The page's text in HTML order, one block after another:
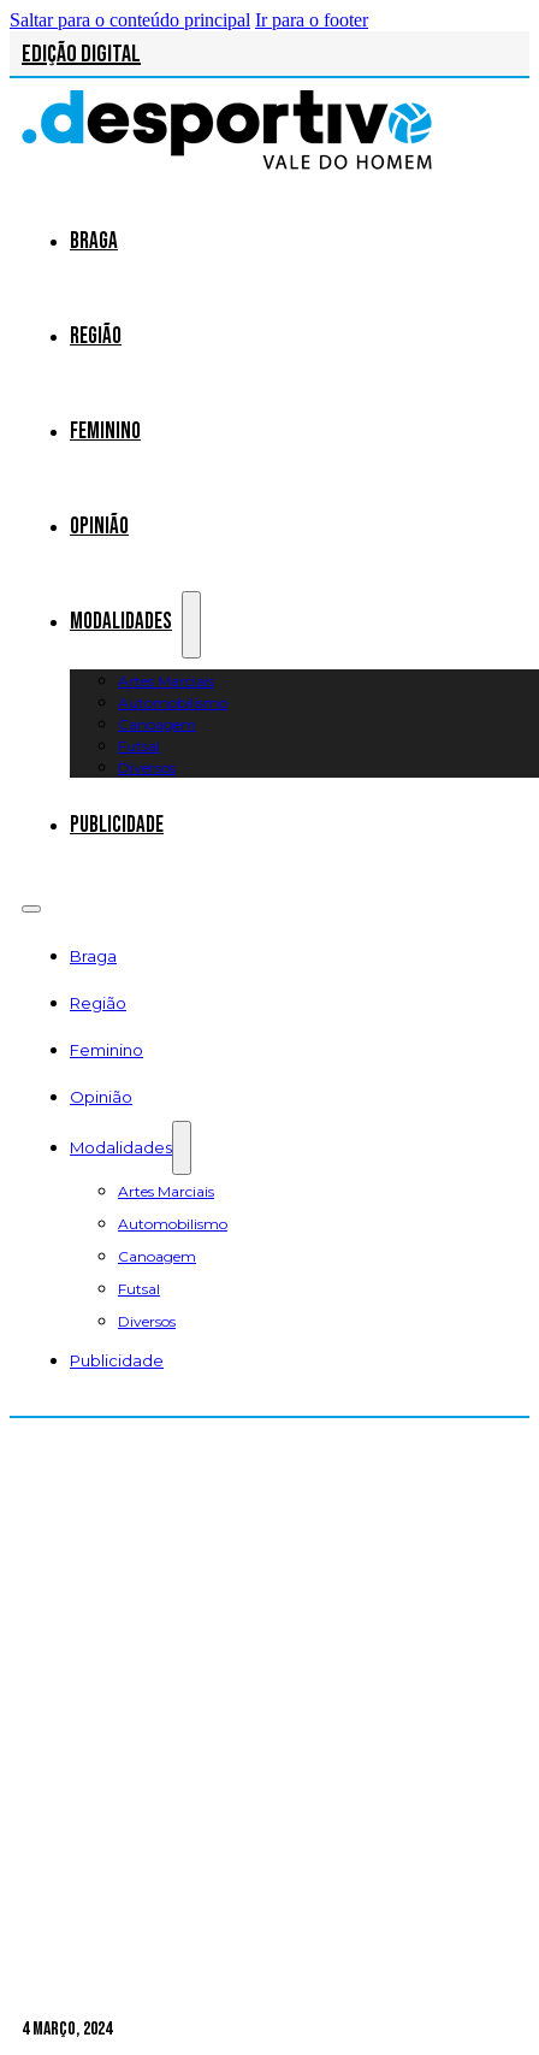
Saltar para o conteúdo principal Ir para o footer
Edição Digital
Braga
Região
Feminino
Opinião
Modalidades
Artes Marciais
Automobilismo
Canoagem
Futsal
Diversos
Publicidade
Braga
Região
Feminino
Opinião
Modalidades
Artes Marciais
Automobilismo
Canoagem
Futsal
Diversos
Publicidade
4 Março, 2024